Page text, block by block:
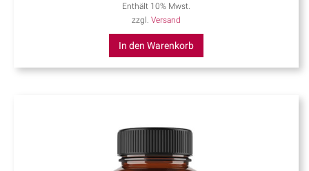
Enthält 10% Mwst.
zzgl. Versand
In den Warenkorb